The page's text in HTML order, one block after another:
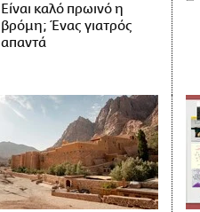
Είναι καλό πρωινό η
βρόμη; Ένας γιατρός
απαντά